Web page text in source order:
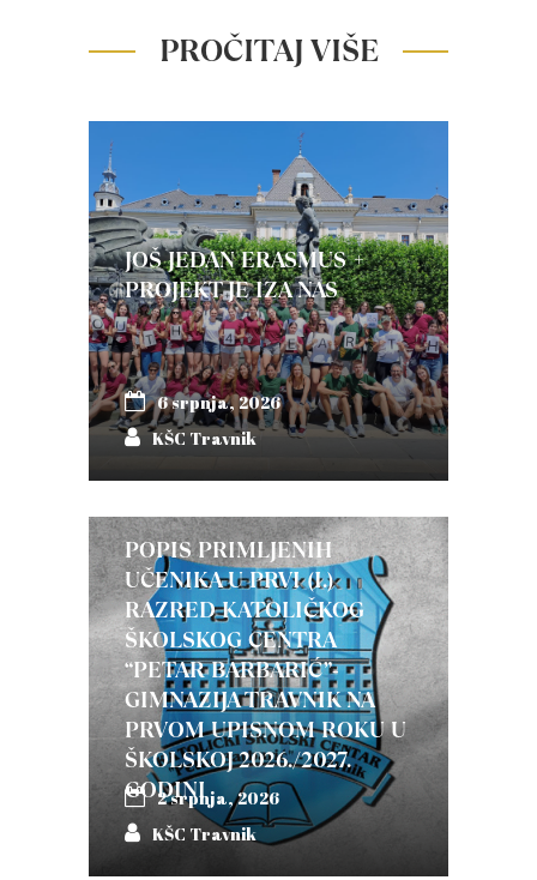
PROČITAJ VIŠE
JOŠ JEDAN ERASMUS +
PROJEKT JE IZA NAS
6 srpnja, 2026
KŠC Travnik
POPIS PRIMLJENIH
UČENIKA U PRVI (I.)
RAZRED KATOLIČKOG
ŠKOLSKOG CENTRA
“PETAR BARBARIĆ”-
GIMNAZIJA TRAVNIK NA
PRVOM UPISNOM ROKU U
ŠKOLSKOJ 2026./2027.
GODINI
2 srpnja, 2026
KŠC Travnik